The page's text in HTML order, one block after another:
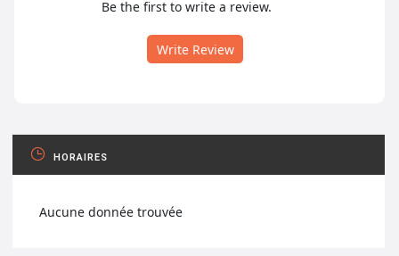
Be the first to write a review.
Write Review
HORAIRES
Aucune donnée trouvée